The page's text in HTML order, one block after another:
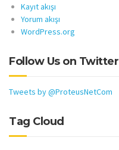
Kayıt akışı
Yorum akışı
WordPress.org
Follow Us on Twitter
Tweets by @ProteusNetCom
Tag Cloud